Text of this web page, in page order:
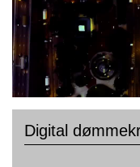
Digital